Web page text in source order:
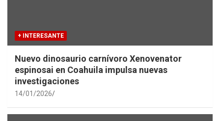
+ INTERESANTE
Nuevo dinosaurio carnívoro Xenovenator
espinosai en Coahuila impulsa nuevas
investigaciones
14/01/2026